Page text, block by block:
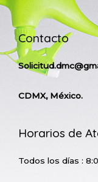
Contacto
CDMX, México.
Horarios de
Todos los días :